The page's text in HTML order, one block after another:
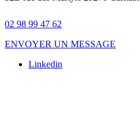
02 98 99 47 62
ENVOYER UN MESSAGE
Linkedin